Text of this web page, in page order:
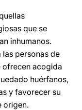
que se
inhumanos.
personas de
ofrecen acogida
huérfanos,
y favorecer su
origen.